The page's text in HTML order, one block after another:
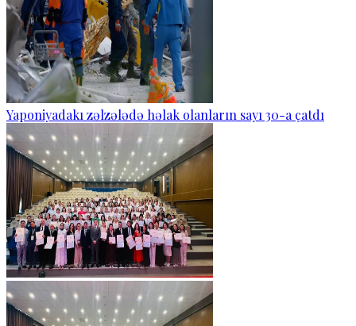
Yaponiyadakı zəlzələdə həlak olanların sayı 30-a çatdı